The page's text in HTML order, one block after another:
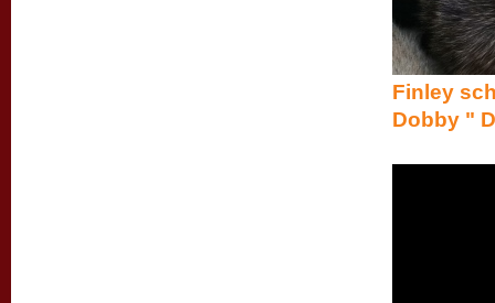
Finley
Dobby "